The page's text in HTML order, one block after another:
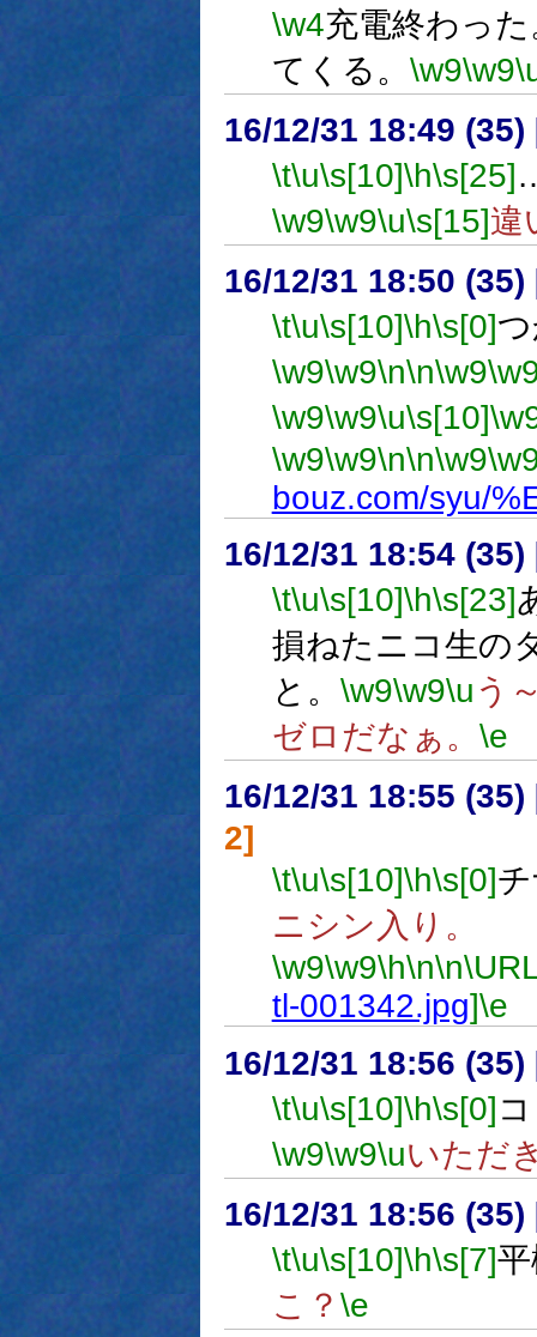
\w4充電終わった
てくる。 \w9\w9
16/12/31 18:49 (35)
\t\u\s[10]\h\s[25]
\w9\w9\u\s[15]違
16/12/31 18:50 (35)
\t\u\s[10]\h\s[0]
\w9\w9\n\n\w9
\w9\w9\u\s[10]
\w9\w9\n\n\w9
bouz.com/syu/
16/12/31 18:54 (35)
\t\u\s[10]\h\s[23]
損ねたニコ生の
と。 \w9\w9\u う
ゼロだなぁ。 \e
16/12/31 18:55 (35)
2]
\t\u\s[10]\h\s[0]
ニシン入り。
\w9\w9\h\n\n
tl-001342.jpg]\e
16/12/31 18:56 (35)
\t\u\s[10]\h\s[0]
\w9\w9\uいただ
16/12/31 18:56 (35)
\t\u\s[10]\h\s[7]
こ？ \e